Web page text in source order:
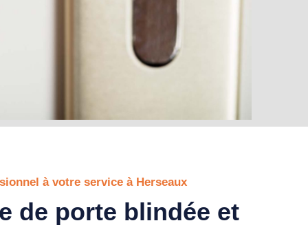
à votre service à Herseaux
de porte blindée et